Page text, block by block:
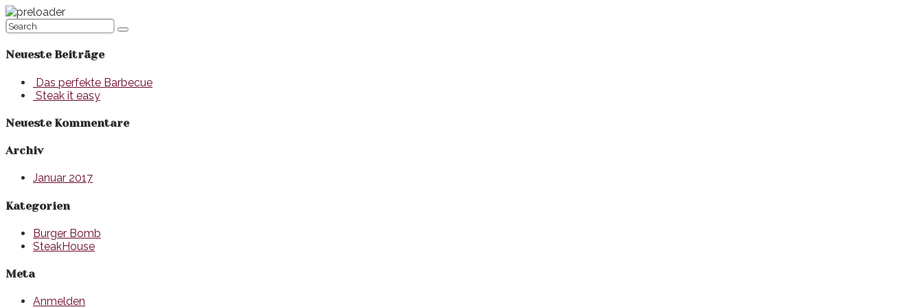
Neueste Beiträge
Das perfekte Barbecue
Steak it easy
Neueste Kommentare
Archiv
Januar 2017
Kategorien
Burger Bomb
SteakHouse
Meta
Anmelden